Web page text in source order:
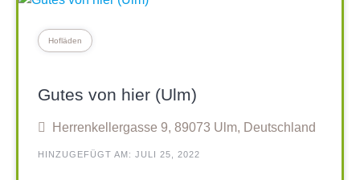
Hofläden
Gutes von hier (Ulm)
Herrenkellergasse 9, 89073 Ulm, Deutschland
HINZUGEFÜGT AM: JULI 25, 2022